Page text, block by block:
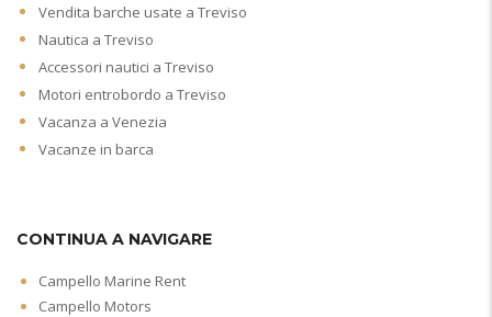
Vendita barche usate a Treviso
Nautica a Treviso
Accessori nautici a Treviso
Motori entrobordo a Treviso
Vacanza a Venezia
Vacanze in barca
CONTINUA A NAVIGARE
Campello Marine Rent
Campello Motors